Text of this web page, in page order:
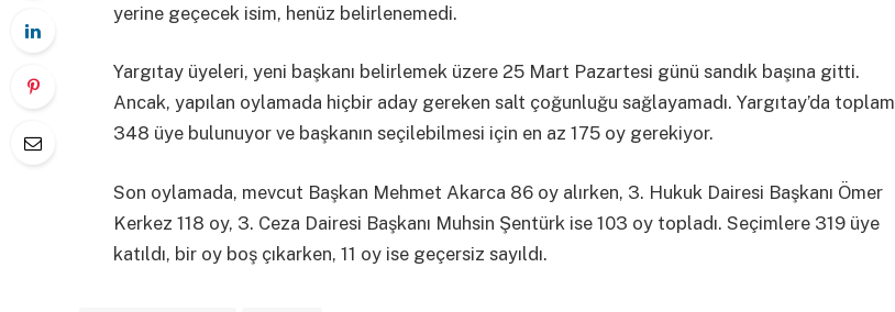
yerine geçecek isim, henüz belirlenemedi.
Yargıtay üyeleri, yeni başkanı belirlemek üzere 25 Mart Pazartesi günü sandık başına gitti.
Ancak, yapılan oylamada hiçbir aday gereken salt çoğunluğu sağlayamadı. Yargıtay’da toplam
348 üye bulunuyor ve başkanın seçilebilmesi için en az 175 oy gerekiyor.
Son oylamada, mevcut Başkan Mehmet Akarca 86 oy alırken, 3. Hukuk Dairesi Başkanı Ömer
Kerkez 118 oy, 3. Ceza Dairesi Başkanı Muhsin Şentürk ise 103 oy topladı. Seçimlere 319 üye
katıldı, bir oy boş çıkarken, 11 oy ise geçersiz sayıldı.